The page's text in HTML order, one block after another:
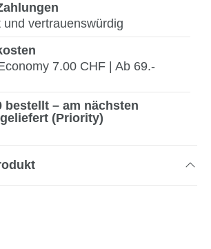
und vertrauenswürdig
7.00 CHF | Ab 69.-
bestellt – am nächsten
(Priority)